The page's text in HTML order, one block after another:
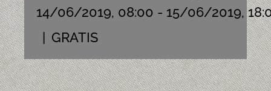
14/06/2019, 08:00 - 15/06/2019,
| GRATIS